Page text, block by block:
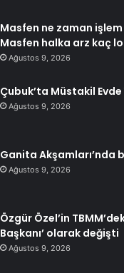
Masfen ne zaman
Masfen halka arz kaç
Ağustos 9, 2026
Çubuk’ta Müstakil Evde
Ağustos 9, 2026
Ganita Akşamları’nda
Ağustos 9, 2026
Özgür Özel’in
Başkanı’ olarak değişti
Ağustos 9, 2026